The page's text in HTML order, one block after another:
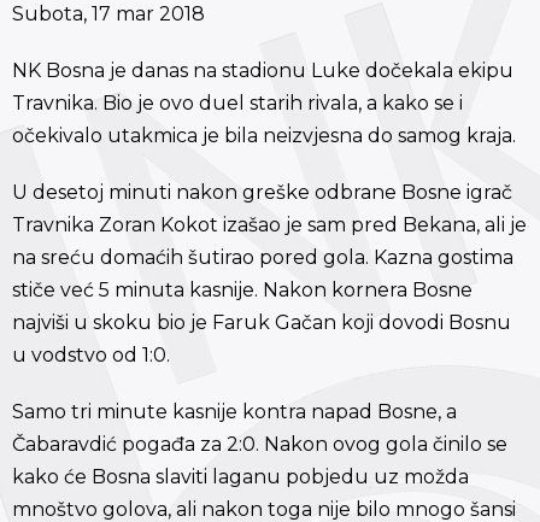
Subota, 17 mar 2018
NK Bosna je danas na stadionu Luke dočekala ekipu
Travnika. Bio je ovo duel starih rivala, a kako se i
očekivalo utakmica je bila neizvjesna do samog kraja.
U desetoj minuti nakon greške odbrane Bosne igrač
Travnika Zoran Kokot izašao je sam pred Bekana, ali je
na sreću domaćih šutirao pored gola. Kazna gostima
stiče već 5 minuta kasnije. Nakon kornera Bosne
najviši u skoku bio je Faruk Gačan koji dovodi Bosnu
u vodstvo od 1:0.
Samo tri minute kasnije kontra napad Bosne, a
Čabaravdić pogađa za 2:0. Nakon ovog gola činilo se
kako će Bosna slaviti laganu pobjedu uz možda
mnoštvo golova, ali nakon toga nije bilo mnogo šansi